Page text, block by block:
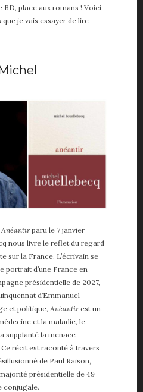
BD, place aux romans ! Voici
je vais essayer de lire
Anéantirparu le 7 janvier
nous livre le reflet du regard
sur la France. L’écrivain se
portrait d’une France en
présidentielle de 2027,
d’Emmanuel
et politique, Anéantirest un
et la maladie, le
supplanté la menace
récit est raconté à travers
de Paul Raison,
présidentielle de 49
conjugale.